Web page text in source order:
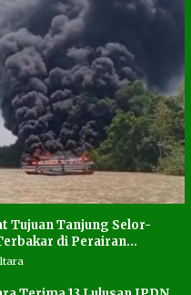
Tujuan Tanjung Selor-
di Perairan